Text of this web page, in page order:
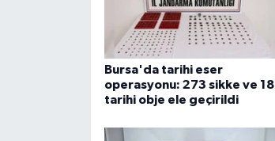
Bursa'da tarihi eser
operasyonu: 273 sikke ve 18
tarihi obje ele geçirildi